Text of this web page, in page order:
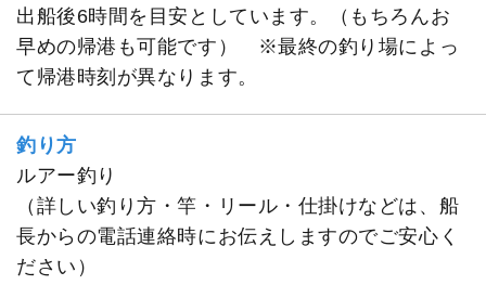
出船後6時間を目安としています。（もちろんお
早めの帰港も可能です） ※最終の釣り場によっ
て帰港時刻が異なります。
釣り方
ルアー釣り
（詳しい釣り方・竿・リール・仕掛けなどは、船
長からの電話連絡時にお伝えしますのでご安心く
ださい）